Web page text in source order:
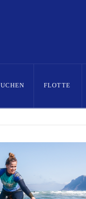
FLOTTE